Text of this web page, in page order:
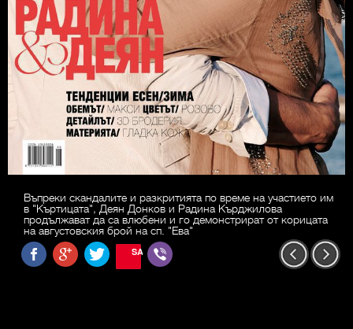
Въпреки скандалите и разкритията по време на участието им
в "Къртицата", Деян Донков и Радина Кърджилова
продължават да са влюбени и го демонстрират от корицата
на августовския брой на сп. "Ева"
SAVE